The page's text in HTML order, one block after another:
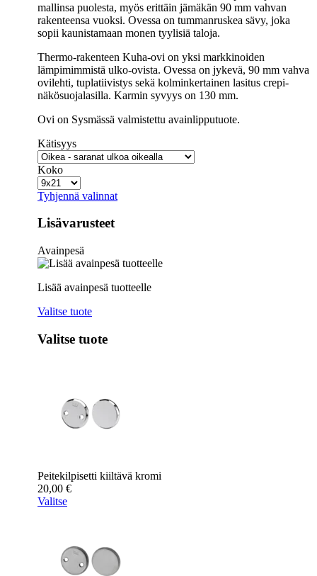
mallinsa puolesta, myös erittäin jämäkän 90 mm vahvan
rakenteensa vuoksi. Ovessa on tummanruskea sävy, joka
sopii kaunistamaan monen tyylisiä taloja.
Thermo-rakenteen Kuha-ovi on yksi markkinoiden
lämpimimmistä ulko-ovista. Ovessa on jykevä, 90 mm vahva
ovilehti, tuplatiivistys sekä kolminkertainen lasitus crepi-
näkösuojalasilla. Karmin syvyys on 130 mm.
Ovi on Sysmässä valmistettu avainlipputuote.
Kätisyys
Koko
Tyhjennä valinnat
Lisävarusteet
Avainpesä
Lisää avainpesä tuotteelle
Valitse tuote
Valitse tuote
Peitekilpisetti kiiltävä kromi
20,00 €
Valitse